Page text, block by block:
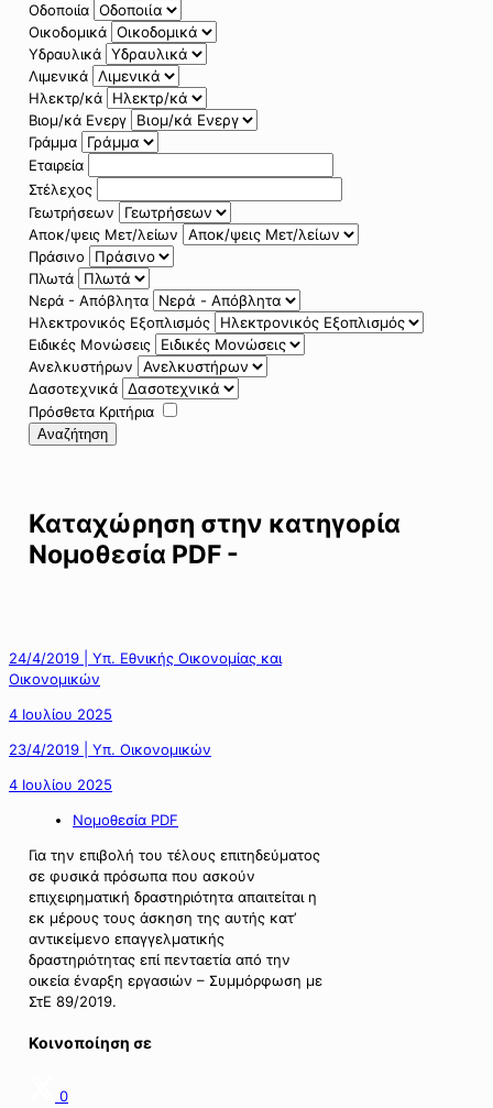
Οδοποιία
Οικοδομικά
Υδραυλικά
Λιμενικά
Ηλεκτρ/κά
Βιομ/κά Ενεργ
Γράμμα
Εταιρεία
Στέλεχος
Γεωτρήσεων
Αποκ/ψεις Μετ/λείων
Πράσινο
Πλωτά
Νερά - Απόβλητα
Ηλεκτρονικός Εξοπλισμός
Ειδικές Μονώσεις
Ανελκυστήρων
Δασοτεχνικά
Πρόσθετα Κριτήρια
Αναζήτηση
Καταχώρηση στην κατηγορία
Νομοθεσία PDF -
24/4/2019 | Υπ. Εθνικής Οικονομίας και
Οικονομικών
4 Ιουλίου 2025
23/4/2019 | Υπ. Οικονομικών
4 Ιουλίου 2025
Νομοθεσία PDF
Για την επιβολή του τέλους επιτηδεύματος
σε φυσικά πρόσωπα που ασκούν
επιχειρηματική δραστηριότητα απαιτείται η
εκ μέρους τους άσκηση της αυτής κατ’
αντικείμενο επαγγελματικής
δραστηριότητας επί πενταετία από την
οικεία έναρξη εργασιών – Συμμόρφωση με
ΣτΕ 89/2019.
Κοινοποίηση σε
0